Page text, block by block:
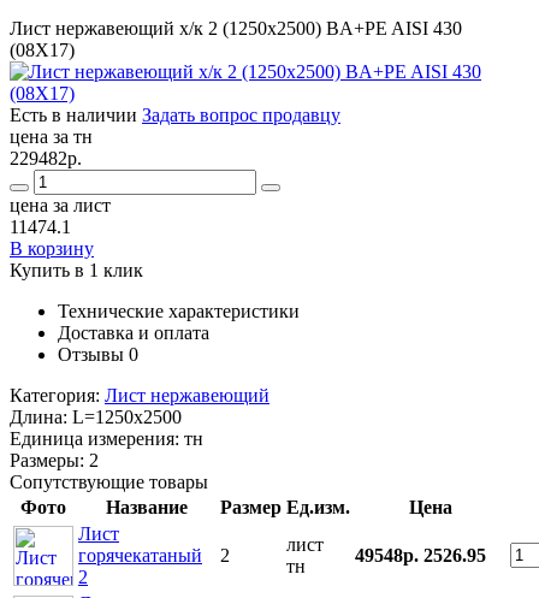
Лист нержавеющий х/к 2 (1250х2500) BA+PE AISI 430
(08Х17)
Есть в наличии Задать вопрос продавцу
цена за тн
229482р.
цена за лист
11474.1
В корзину
Купить в 1 клик
Технические характеристики
Доставка и оплата
Отзывы 0
Категория: Лист нержавеющий
Длина: L=1250x2500
Единица измерения: тн
Размеры: 2
Сопутствующие товары
Фото
Название Размер Ед.изм.
Цена
Лист
горячекатаный
2
2
лист
тн
49548р. 2526.95